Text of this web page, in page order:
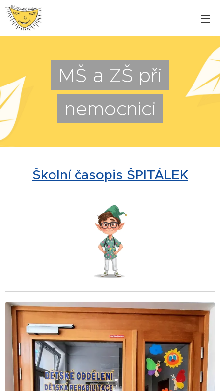
MŠ a ZŠ při
nemocnici
Školní časopis ŠPITÁLEK